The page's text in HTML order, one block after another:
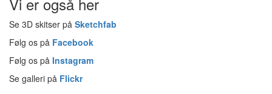
Se 3D skitser på Sketchfab
Følg os på Facebook
Følg os på Instagram
Se galleri på Flickr